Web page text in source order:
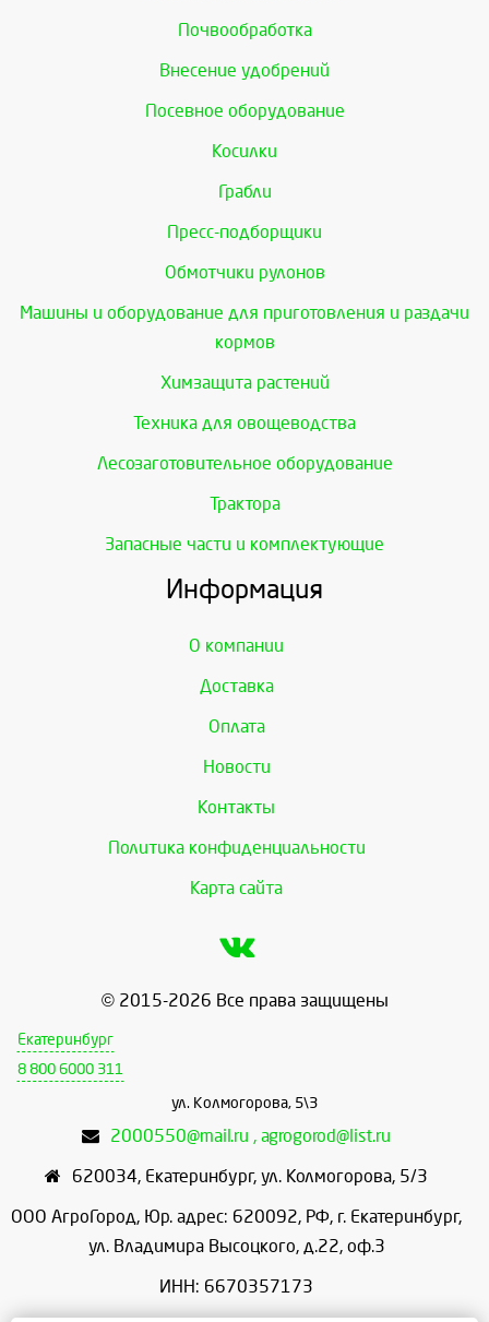
Почвообработка
Внесение удобрений
Посевное оборудование
Косилки
Грабли
Пресс-подборщики
Обмотчики рулонов
Машины и оборудование для приготовления и раздачи
кормов
Химзащита растений
Техника для овощеводства
Лесозаготовительное оборудование
Трактора
Запасные части и комплектующие
Информация
О компании
Доставка
Оплата
Новости
Контакты
Политика конфиденциальности
Карта сайта
© 2015-2026 Все права защищены
Екатеринбург
8 800 6000 311
ул. Колмогорова, 5\3
2000550@mail.ru , agrogorod@list.ru
620034, Екатеринбург, ул. Колмогорова, 5/3
ООО АгроГород, Юр. адрес: 620092, РФ, г. Екатеринбург,
ул. Владимира Высоцкого, д.22, оф.3
ИНН: 6670357173